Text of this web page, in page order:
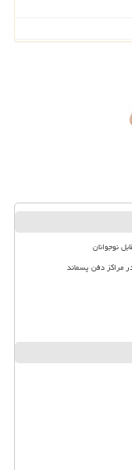
نوجوانان
مراکز دفن پسماند